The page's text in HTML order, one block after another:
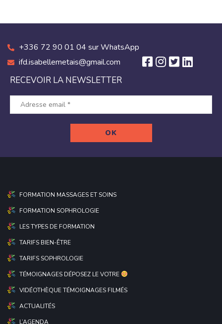
+336 72 90 01 04 sur WhatsApp
ifd.isabellemetais@gmail.com
RECEVOIR LA NEWSLETTER
FORMATION MASSAGES ET SOINS
FORMATION SOPHROLOGIE
LES TYPES DE FORMATION
TARIFS BIEN-ÊTRE
TARIFS SOPHROLOGIE
TÉMOIGNAGES DÉPOSEZ LE VOTRE
VIDÉOTHÈQUE TÉMOIGNAGES FILMÉS
ACTUALITÉS
L’AGENDA